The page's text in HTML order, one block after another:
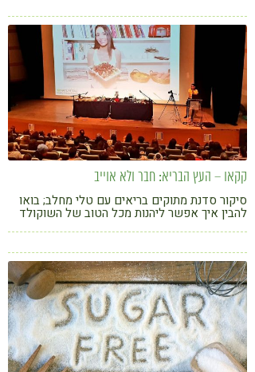
קקאו – העץ הבריא: חבר ולא אוייב
סיקור סדנת מתוקים בריאים עם טלי מחלב; בואו
להבין איך אפשר ליהנות מכל הטוב של השוקולד